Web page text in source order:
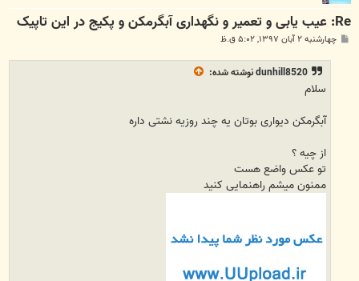
Re: عیب یابی و تعمیر و نگهداری آبگرمکن و پکیج در این تاپیک
پ چهارشنبه ۲ آبان ۱۳۹۷, ۵:۰۲ ق.ظ
dunhill8520نوشته شده:
سلام
آبگرمکن دیواری بوتان یه چند روزیه نشتی داره
از چیه ؟
تو عکس واضع هست
ممنون میشم راهنمایی کنید